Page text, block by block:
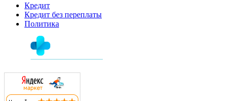
Кредит
Кредит без переплаты
Политика